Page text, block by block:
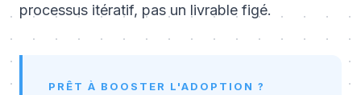
processus itératif, pas un livrable figé.
PRÊT À BOOSTER L'ADOPTION ?